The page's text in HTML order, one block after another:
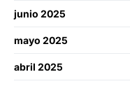
junio 2025
mayo 2025
abril 2025